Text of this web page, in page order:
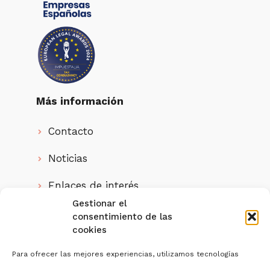
Gestionar el
consentimiento de las
cookies
Para ofrecer las mejores experiencias, utilizamos tecnologías
Más información
Contacto
Noticias
Enlaces de interés
Quienes somos
IMPUESTALIA, S.L. ha sido beneficiariadel